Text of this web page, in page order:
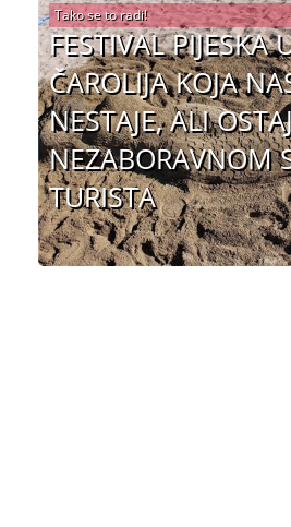
FESTIVAL PIJESKA
ČAROLIJA KOJA
NESTAJE, ALI
NEZABORAVNOM
TURISTA
Tako se to radi!